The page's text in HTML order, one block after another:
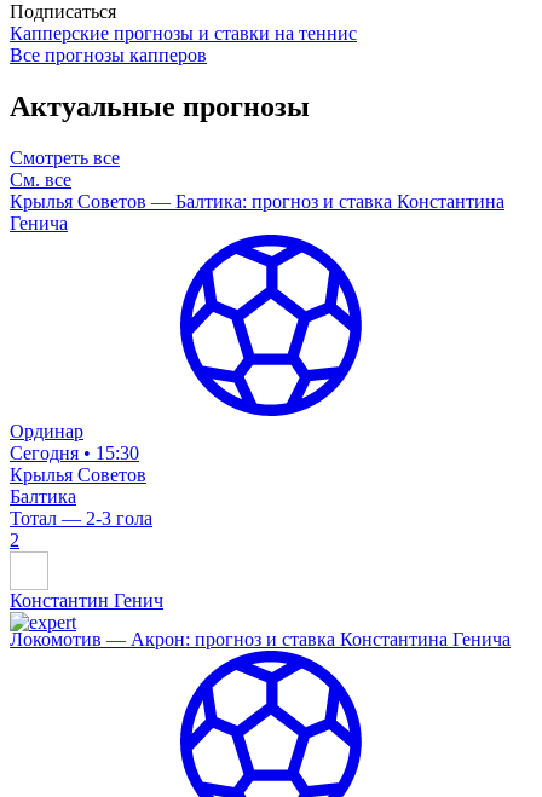
Подписаться
Капперские прогнозы и ставки на теннис
Все прогнозы капперов
Актуальные прогнозы
Смотреть все
См. все
Крылья Советов — Балтика: прогноз и ставка Константина
Генича
Ординар
Сегодня • 15:30
Крылья Советов
Балтика
Тотал — 2-3 гола
2
Константин Генич
Локомотив — Акрон: прогноз и ставка Константина Генича